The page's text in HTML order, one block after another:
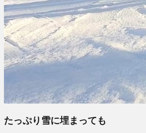
たっぷり雪に埋まっても